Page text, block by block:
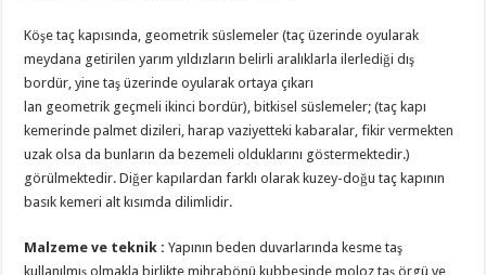
Köşe taç kapısında, geometrik süslemeler (taç üzerinde oyularak
meydana getirilen yarım yıldızların belirli aralıklarla ilerlediği dış
bordür, yine taş üzerinde oyularak ortaya çıkarı
lan geometrik geçmeli ikinci bordür), bitkisel süslemeler; (taç kapı
kemerinde palmet dizileri, harap vaziyetteki kabaralar, fikir vermekten
uzak olsa da bunların da bezemeli olduklarını göstermektedir.)
görülmektedir. Diğer kapılardan farklı olarak kuzey-doğu taç kapının
basık kemeri alt kısımda dilimlidir.
Malzeme ve teknik : Yapının beden duvarlarında kesme taş
kullanılmış olmakla birlikte mihrabönü kubbesinde moloz taş örgü ve